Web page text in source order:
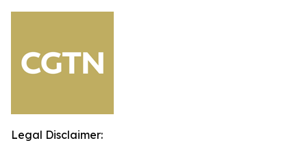
Legal Disclaimer: